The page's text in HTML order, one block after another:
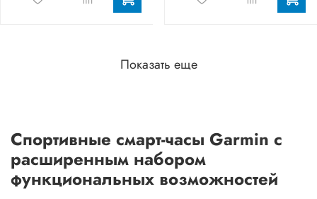
Показать еще
Спортивные смарт-часы Garmin с
расширенным набором
функциональных возможностей